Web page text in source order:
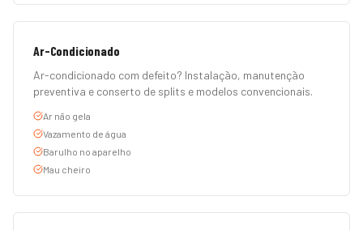
Ar-Condicionado
Ar-condicionado com defeito? Instalação, manutenção
preventiva e conserto de splits e modelos convencionais.
Ar não gela
Vazamento de água
Barulho no aparelho
Mau cheiro